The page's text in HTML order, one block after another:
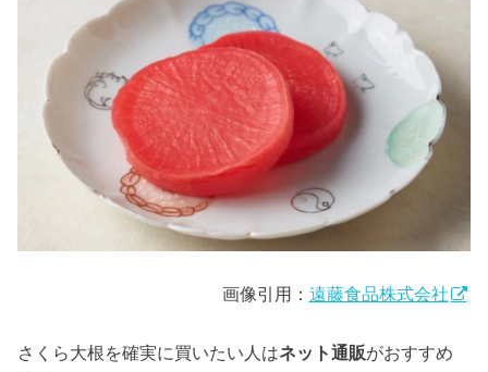
画像引用： 遠藤食品株式会社
さくら大根を確実に買いたい人はネット通販がおすすめ